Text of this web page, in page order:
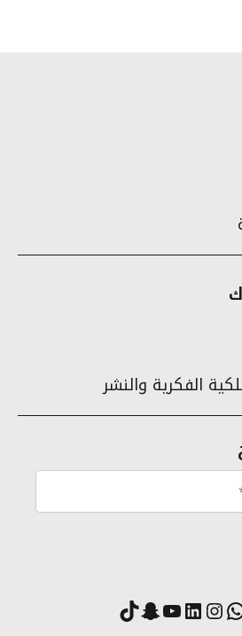
الفكرية والنشر
انستقرام
لينكد إنيوتيوب
سناب شات
تيك توك